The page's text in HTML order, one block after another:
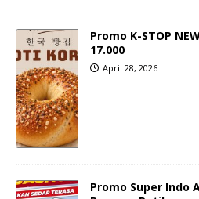
Promo K-STOP
17.000
April 28, 2026
Promo Super Indo